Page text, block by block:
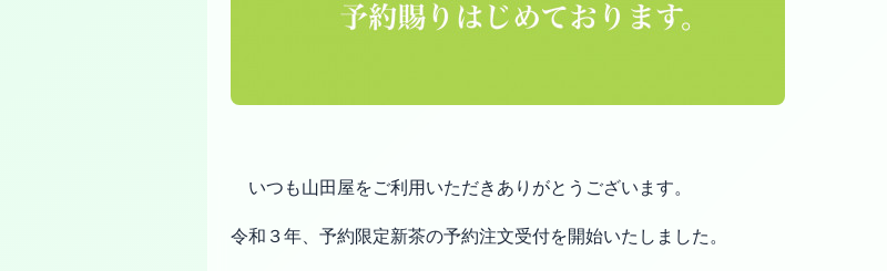
いつも山田屋をご利用いただきありがとうございます。
令和３年、予約限定新茶の予約注文受付を開始いたしました。